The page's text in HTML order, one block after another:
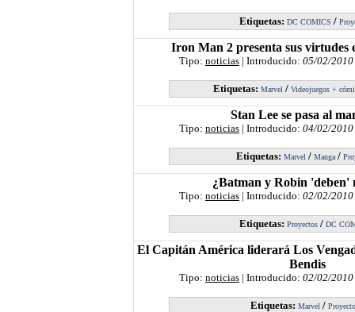
Etiquetas: DC COMICS /
Iron Man 2 presenta sus virtudes
Tipo: noticias | Introducido: 05/02/2010
Etiquetas: Marvel/ Videojuegos +
Stan Lee se pasa al
Tipo: noticias | Introducido: 04/02/2010
Etiquetas: Marvel/ Manga/
¿Batman y Robin 'deben'
Tipo: noticias | Introducido: 02/02/2010
Etiquetas: Proyectos / DC
El Capitán América liderará Los
Bendis
Tipo: noticias | Introducido: 02/02/2010
Etiquetas: Marvel /